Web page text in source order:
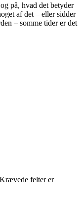
på, hvad det betyder
af det – eller sidder
– somme tider er det
Krævede felter er